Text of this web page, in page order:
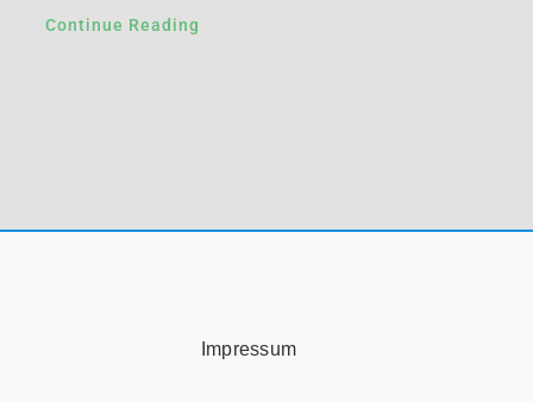
Continue Reading
Impressum